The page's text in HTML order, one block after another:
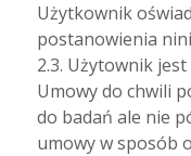
Użytkownik
postanowienia
2.3. Użytownik
Umowy do chwili
do badań ale nie
umowy w sposób